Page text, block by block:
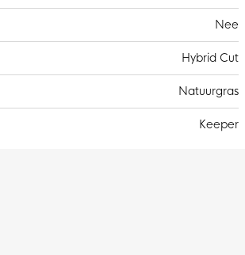
Nee
Hybrid Cut
Natuurgras
Keeper